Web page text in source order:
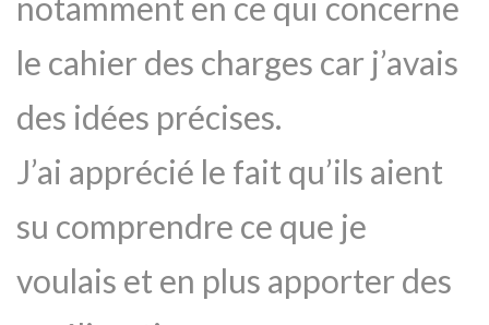
le cahier des charges car j’avais
des idées précises.
J’ai apprécié le fait qu’ils aient
su comprendre ce que je
voulais et en plus apporter des